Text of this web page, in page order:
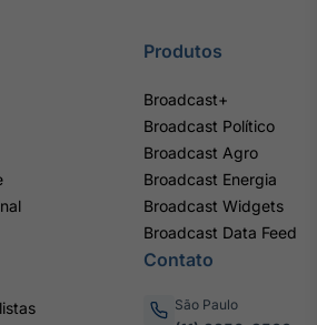
Produtos
Broadcast+
Broadcast Político
Broadcast Agro
Broadcast Energia
Broadcast Widgets
Broadcast Data Feed
Contato
São Paulo